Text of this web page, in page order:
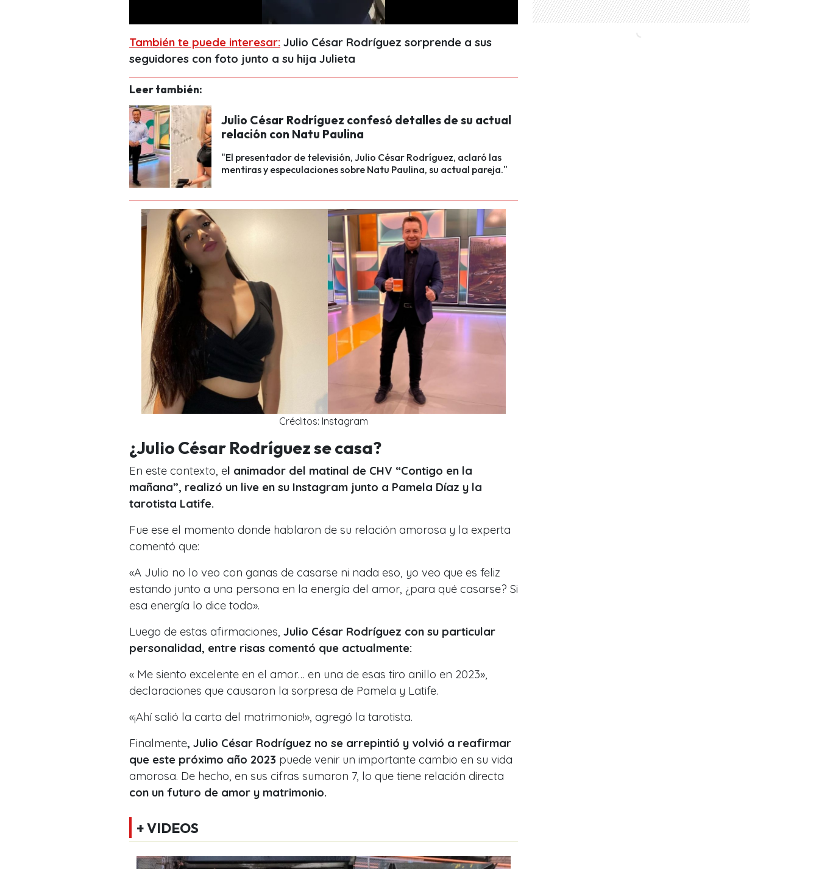
También te puede interesar: Julio César Rodríguez sorprende a sus
seguidores con foto junto a su hija Julieta
Leer también:
Julio César Rodríguez confesó detalles de su actual
relación con Natu Paulina
"El presentador de televisión, Julio César Rodríguez, aclaró las
mentiras y especulaciones sobre Natu Paulina, su actual pareja."
Créditos: Instagram
¿Julio César Rodríguez se casa?
En este contexto, el animador del matinal de CHV “Contigo en la
mañana”, realizó un live en su Instagram junto a Pamela Díaz y la
tarotista Latife.
Fue ese el momento donde hablaron de su relación amorosa y la experta
comentó que:
«A Julio no lo veo con ganas de casarse ni nada eso, yo veo que es feliz
estando junto a una persona en la energía del amor, ¿para qué casarse? Si
esa energía lo dice todo».
Luego de estas afirmaciones, Julio César Rodríguez con su particular
personalidad, entre risas comentó que actualmente:
« Me siento excelente en el amor… en una de esas tiro anillo en 2023»,
declaraciones que causaron la sorpresa de Pamela y Latife.
«¡Ahí salió la carta del matrimonio!», agregó la tarotista.
Finalmente, Julio César Rodríguez no se arrepintió y volvió a reafirmar
que este próximo año 2023 puede venir un importante cambio en su vida
amorosa. De hecho, en sus cifras sumaron 7, lo que tiene relación directa
con un futuro de amor y matrimonio.
+ VIDEOS